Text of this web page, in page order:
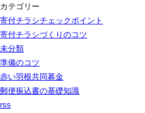
カテゴリー
寄付チラシチェックポイント
寄付チラシづくりのコツ
未分類
準備のコツ
赤い羽根共同募金
郵便振込書の基礎知識
rss